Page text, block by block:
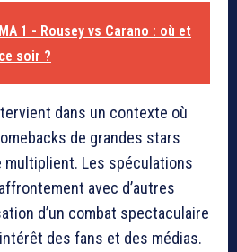
1 - Rousey vs Carano : où et
soir ?
dans un contexte où
de grandes stars
multiplient. Les spéculations
avec d’autres
d’un combat spectaculaire
des fans et des médias.